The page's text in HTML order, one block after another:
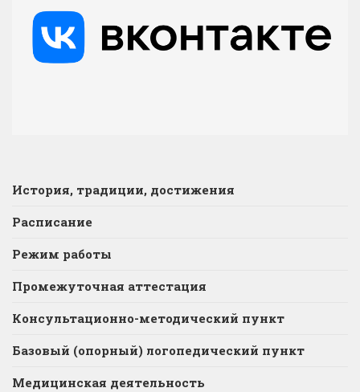
История, традиции, достижения
Расписание
Режим работы
Промежуточная аттестация
Консультационно-методический пункт
Базовый (опорный) логопедический пункт
Медицинская деятельность